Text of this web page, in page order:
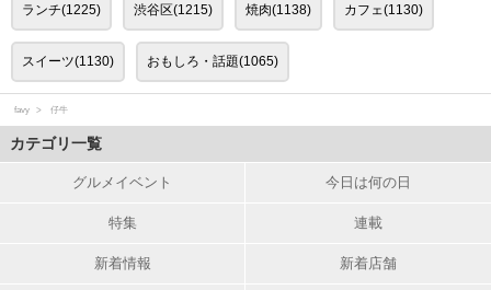
ランチ(1225) 渋谷区(1215) 焼肉(1138) カフェ(1130)
スイーツ(1130) おもしろ・話題(1065)
favy 仔牛
カテゴリ一覧
グルメイベント 今日は何の日
特集 連載
新着情報 新着店舗